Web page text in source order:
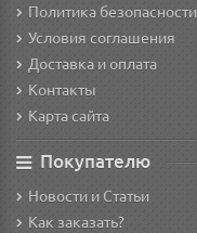
Политика безопасности
Условия соглашения
Доставка и оплата
Контакты
Карта сайта
Покупателю
Новости и Статьи
Как заказать?